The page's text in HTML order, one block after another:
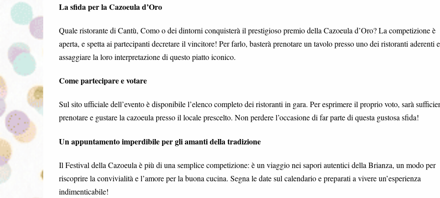
La sfida per la Cazoeula d’Oro
Quale ristorante di Cantù, Como o dei dintorni conquisterà il prestigioso premio della Cazoeula d’Oro? La competizione è
aperta, e spetta ai partecipanti decretare il vincitore! Per farlo, basterà prenotare un tavolo presso uno dei ristoranti aderenti e
assaggiare la loro interpretazione di questo piatto iconico.
Come partecipare e votare
Sul sito ufficiale dell’evento è disponibile l’elenco completo dei ristoranti in gara. Per esprimere il proprio voto, sarà
prenotare e gustare la cazoeula presso il locale prescelto. Non perdere l’occasione di far parte di questa gustosa sfida!
Un appuntamento imperdibile per gli amanti della tradizione
Il Festival della Cazoeula è più di una semplice competizione: è un viaggio nei sapori autentici della Brianza, un modo per
riscoprire la convivialità e l’amore per la buona cucina. Segna le date sul calendario e preparati a vivere un’esperienza
indimenticabile!